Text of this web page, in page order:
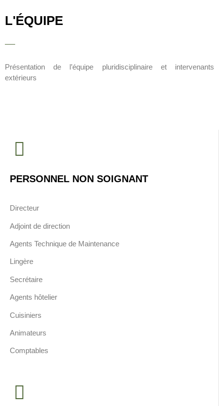
L'ÉQUIPE
Présentation de l’équipe pluridisciplinaire et intervenants
extérieurs
PERSONNEL NON SOIGNANT
Directeur
Adjoint de direction
Agents Technique de Maintenance
Lingère
Secrétaire
Agents hôtelier
Cuisiniers
Animateurs
Comptables